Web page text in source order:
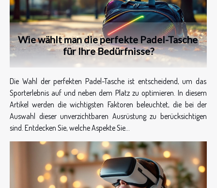
Wie wählt man die perfekte Padel-Tasche
für Ihre Bedürfnisse?
Die Wahl der perfekten Padel-Tasche ist entscheidend, um das
Sporterlebnis auf und neben dem Platz zu optimieren. In diesem
Artikel werden die wichtigsten Faktoren beleuchtet, die bei der
Auswahl dieser unverzichtbaren Ausrüstung zu berücksichtigen
sind. Entdecken Sie, welche Aspekte Sie...